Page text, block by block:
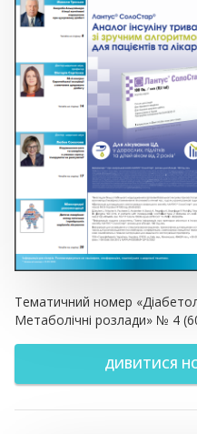
Тематичний номер
Метаболічні розлади» № 4
ДИВИТИСЯ